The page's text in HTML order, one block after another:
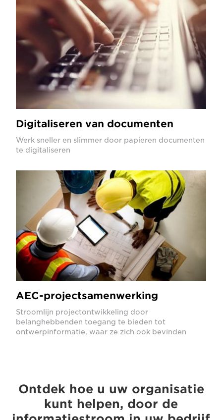
Digitaliseren van documenten
Werk sneller en slimmer door papieren documenten
te digitaliseren
AEC-projectsamenwerking
Stroomlijn projectontwikkeling door
belanghebbenden toegang te bieden tot
ontwerpinformatie, waar ze zich ook bevinden
Ontdek hoe u uw organisatie
kunt helpen, door de